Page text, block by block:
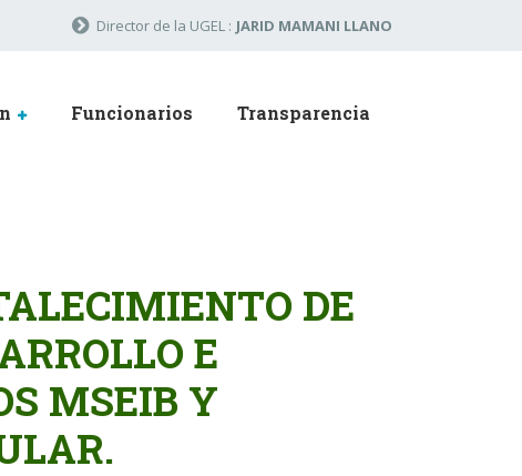
Director de la UGEL : JARID MAMANI LLANO
Funcionarios Transparencia
DE
E
MSEIB Y